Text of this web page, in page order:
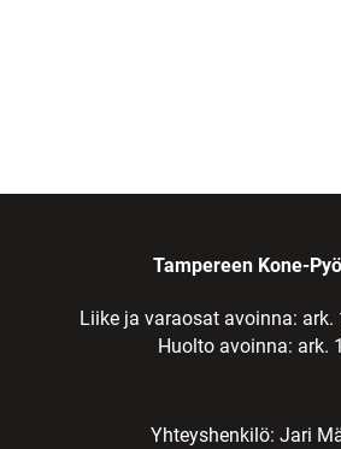
Tampereen Kone-
Liike ja varaosat avoinna: ark.
Huolto avoinna: ark.
Yhteyshenkilö: Jari